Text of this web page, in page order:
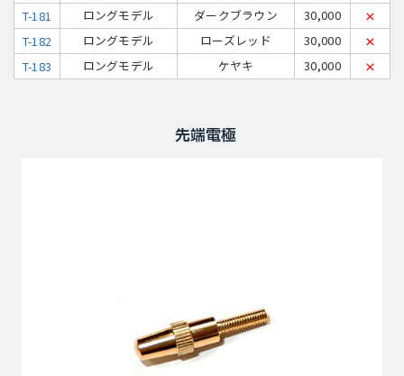
T-181
ロングモデル ダークブラウン 30,000
×
T-182
ロングモデル ローズレッド 30,000
×
T-183
ロングモデル ケヤキ 30,000 ×
先端電極